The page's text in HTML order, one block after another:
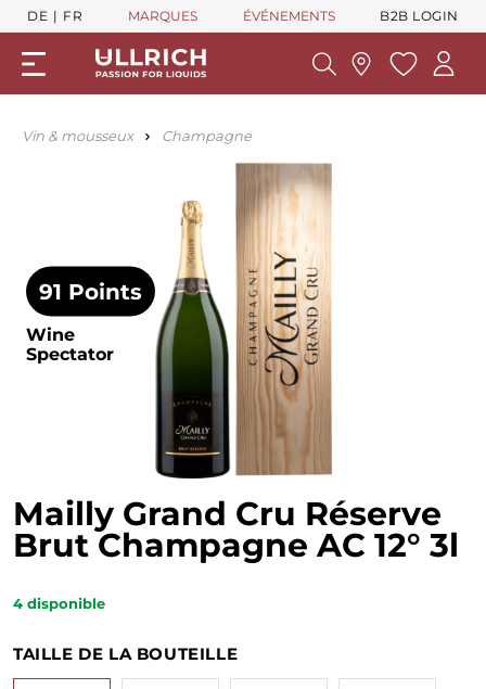
DE FR MARQUES ÉVÉNEMENTS B2B LOGIN
Vin & mousseux Champagne
91 Points
Wine
Spectator
Mailly Grand Cru Réserve
Brut Champagne AC 12° 3l
4 disponible
TAILLE DE LA BOUTEILLE